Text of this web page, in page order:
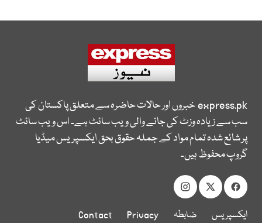
express.pkخبروں اور حالات حاضرہ سے متعلق پاکستان کی
سب سے زیادہ وزٹ کی جانے والی ویب سائٹ ہے۔ اس ویب سائٹ
پر شائع شدہ تمام مواد کے جملہ حقوق بحق ایکسپریس میڈیا
گروپ محفوظ ہیں۔
ایکسپریس
ضابطہ
Privacy
Contact